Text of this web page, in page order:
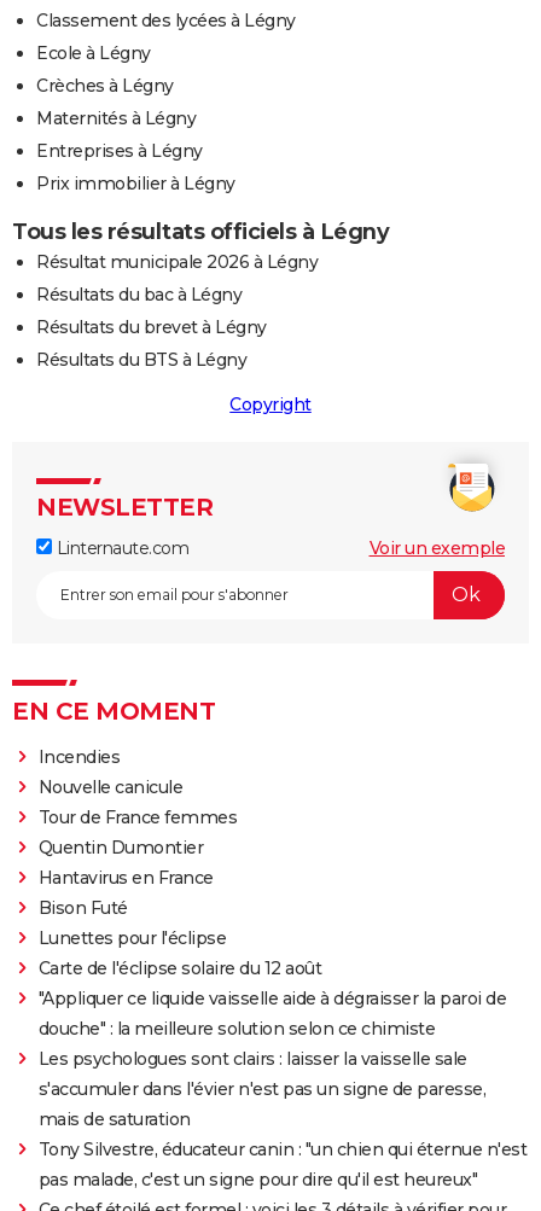
Classement des lycées à Légny
Ecole à Légny
Crèches à Légny
Maternités à Légny
Entreprises à Légny
Prix immobilier à Légny
Tous les résultats officiels à Légny
Résultat municipale 2026 à Légny
Résultats du bac à Légny
Résultats du brevet à Légny
Résultats du BTS à Légny
Copyright
NEWSLETTER
Linternaute.com Voir un exemple
EN CE MOMENT
Incendies
Nouvelle canicule
Tour de France femmes
Quentin Dumontier
Hantavirus en France
Bison Futé
Lunettes pour l'éclipse
Carte de l'éclipse solaire du 12 août
"Appliquer ce liquide vaisselle aide à dégraisser la paroi de
douche" : la meilleure solution selon ce chimiste
Les psychologues sont clairs : laisser la vaisselle sale
s'accumuler dans l'évier n'est pas un signe de paresse,
mais de saturation
Tony Silvestre, éducateur canin : "un chien qui éternue n'est
pas malade, c'est un signe pour dire qu'il est heureux"